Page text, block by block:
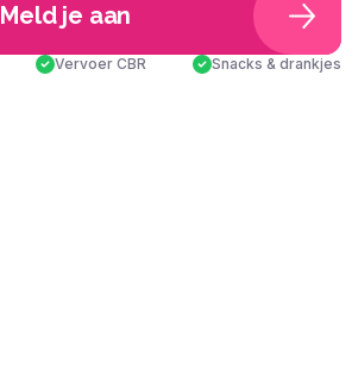
Meld je aan
Vervoer CBR Snacks & drankjes